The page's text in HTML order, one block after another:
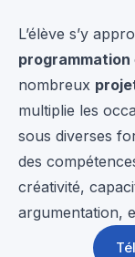
L’élève s’y
programmation
nombreux
multiplie les
sous diverses
des
créativité,
argumentation,